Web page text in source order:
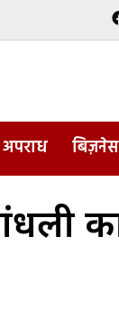
अपराध बिज़नेस